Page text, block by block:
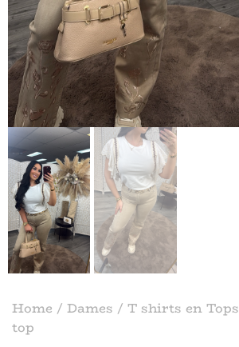
Home / Dames / T shirts en Tops
top